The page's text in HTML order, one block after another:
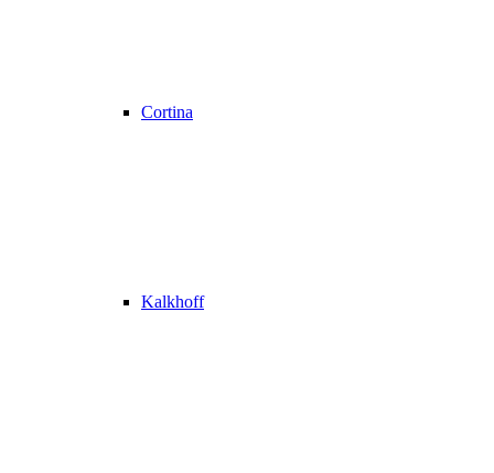
Cortina
Kalkhoff